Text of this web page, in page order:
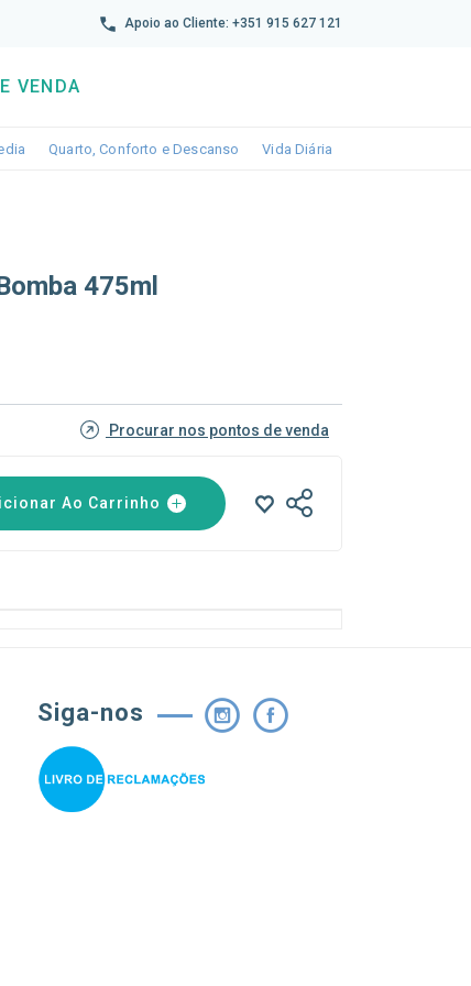
Apoio ao Cliente: +351 915 627 121
VENDA
Toggle dropdown
Quarto, Conforto e Descanso Toggle dropdown
Vida Diária
475ml
Procurar nos pontos de venda
Ao Carrinho
Siga-nos